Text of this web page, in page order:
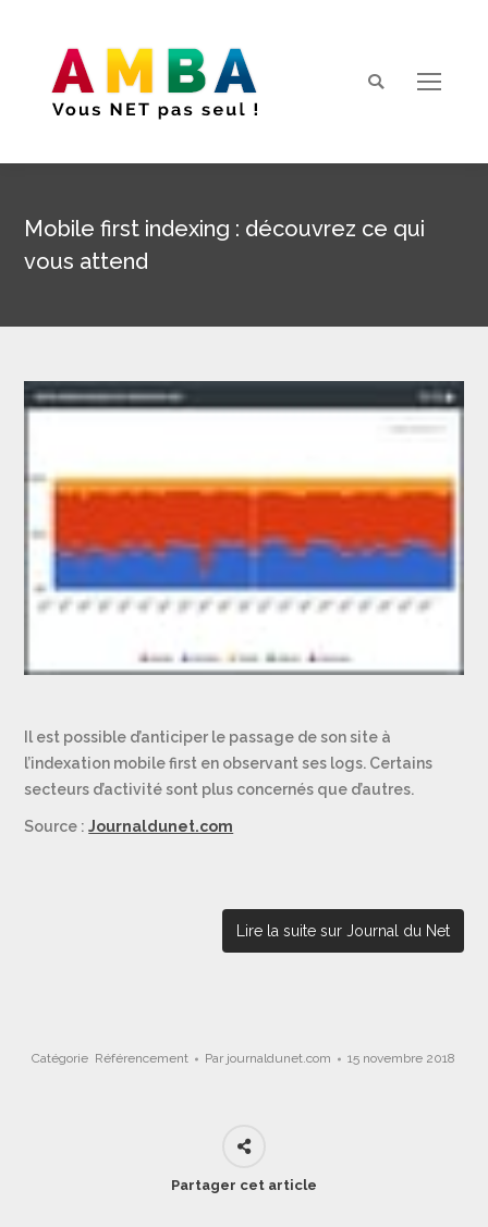
Search:
Mobile first indexing : découvrez ce qui
vous attend
Il est possible d’anticiper le passage de son site à
l’indexation mobile first en observant ses logs. Certains
secteurs d’activité sont plus concernés que d’autres.
Source :Journaldunet.com
Lire la suite sur Journal du Net
Catégorie Référencement Par journaldunet.com 15 novembre 2018
Partager cet article